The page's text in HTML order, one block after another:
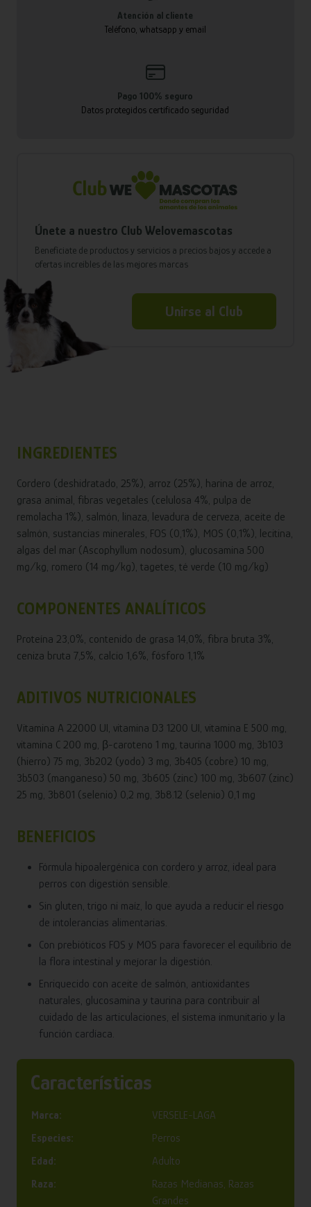
Atención al cliente
Teléfono, whatsapp y email
Pago 100% seguro
Datos protegidos certificado seguridad
Únete a nuestro Club Welovemascotas
Benefíciate de productos y servicios a precios bajos y accede a
ofertas increíbles de las mejores marcas
Unirse al Club
INGREDIENTES
Cordero (deshidratado, 25%), arroz (25%), harina de arroz,
grasa animal, fibras vegetales (celulosa 4%, pulpa de
remolacha 1%), salmón, linaza, levadura de cerveza, aceite de
salmón, sustancias minerales, FOS (0,1%), MOS (0,1%), lecitina,
algas del mar (Ascophyllum nodosum), glucosamina 500
mg/kg, romero (14 mg/kg), tagetes, té verde (10 mg/kg)
COMPONENTES ANALÍTICOS
Proteína 23,0%, contenido de grasa 14,0%, fibra bruta 3%,
ceniza bruta 7,5%, calcio 1,6%, fósforo 1,1%
ADITIVOS NUTRICIONALES
Vitamina A 22000 UI, vitamina D3 1200 UI, vitamina E 500 mg,
vitamina C 200 mg, β-caroteno 1 mg, taurina 1000 mg, 3b103
(hierro) 75 mg, 3b202 (yodo) 3 mg, 3b405 (cobre) 10 mg,
3b503 (manganeso) 50 mg, 3b605 (zinc) 100 mg, 3b607 (zinc)
25 mg, 3b801 (selenio) 0,2 mg, 3b8.12 (selenio) 0,1 mg
BENEFICIOS
Fórmula hipoalergénica con cordero y arroz, ideal para
perros con digestión sensible.
Sin gluten, trigo ni maíz, lo que ayuda a reducir el riesgo
de intolerancias alimentarias.
Con prebióticos FOS y MOS para favorecer el equilibrio de
la flora intestinal y mejorar la digestión.
Enriquecido con aceite de salmón, antioxidantes
naturales, glucosamina y taurina para contribuir al
cuidado de las articulaciones, el sistema inmunitario y la
función cardíaca.
Características
Marca:
VERSELE-LAGA
Especies:
Perros
Edad:
Adulto
Raza:
Razas Medianas, Razas
Grandes